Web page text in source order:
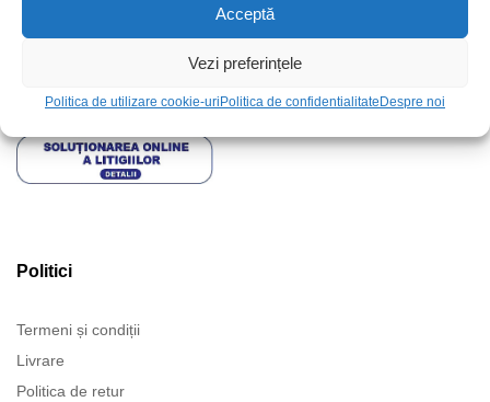
Acceptă
Vezi preferințele
Politica de utilizare cookie-uri Politica de confidentialitate Despre noi
Politici
Termeni și condiții
Livrare
Politica de retur